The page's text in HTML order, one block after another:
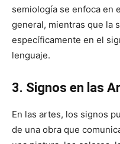
semiología se enfoca en
general, mientras que la
específicamente en el
lenguaje.
3. Signos en las
En las artes, los signos
de una obra que